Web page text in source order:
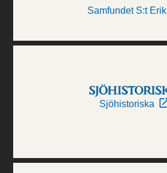
Samfundet S:t Erik
Sjöhistoriska